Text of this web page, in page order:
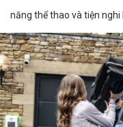
năng thể thao và tiện nghi